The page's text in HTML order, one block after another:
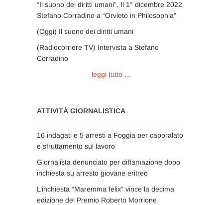
“Il suono dei diritti umani”. Il 1° dicembre 2022
Stefano Corradino a “Orvieto in Philosophia”
(Oggi) Il suono dei diritti umani
(Radiocorriere TV) Intervista a Stefano
Corradino
leggi tutto …
ATTIVITÀ GIORNALISTICA
16 indagati e 5 arresti a Foggia per caporalato
e sfruttamento sul lavoro
Giornalista denunciato per diffamazione dopo
inchiesta su arresto giovane eritreo
L’inchiesta “Maremma felix” vince la decima
edizione del Premio Roberto Morrione